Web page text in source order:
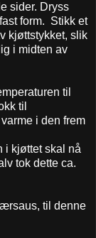
sider. Dryss
form. Stikk et
kjøttstykket, slik
i midten av
til
til
i den frem
i kjøttet skal nå
tok dette ca.
til denne